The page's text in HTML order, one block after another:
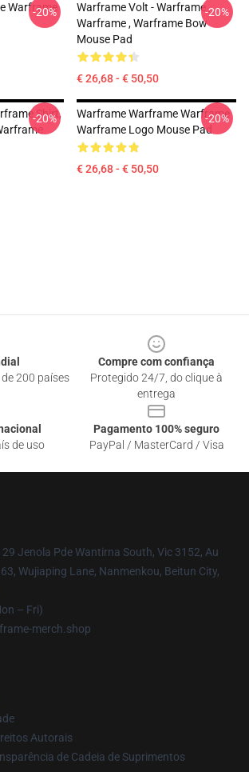
Warframe
-20%
Warframe Volt - Warframe ,
Warframe , Warframe Bow
Mouse Pad
€ 26,68 - € 50,50
-20%
Shirt,
-20%
Warframe Warframe Warframe
Warframe Logo Mouse Pad
€ 26,68 - € 50,50
-20%
200 países
Compre com confiança
Protegido 24/7, do clique à
entrega
de uso
Pagamento 100% seguro
PayPal / MasterCard / Visa
Jenola Pde Wantirna South, Vic 3152, Au
63, Wujiaping Lane, Nanmenkou, Beitun City,
– Fri)
merch.shop
Autorais
de Cadeia de Suprimentos